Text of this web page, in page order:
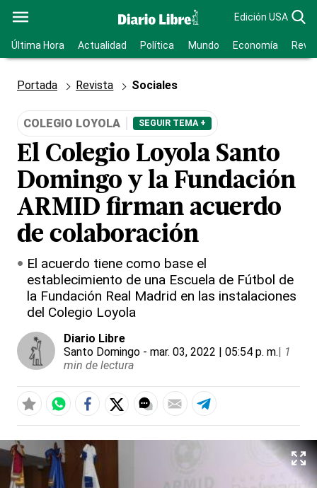
Edición USA
Última Hora Actualidad Política Mundo Economía
Portada Revista Sociales
COLEGIO LOYOLA SEGUIR TEMA +
El Colegio Loyola Santo
Domingo y la Fundación
ARMID firman acuerdo
de colaboración
El acuerdo tiene como base el
establecimiento de una Escuela de Fútbol de
la Fundación Real Madrid en las instalaciones
del Colegio Loyola
Diario Libre
Santo Domingo - mar. 03, 2022 | 05:54 p. m.| 1
min de lectura